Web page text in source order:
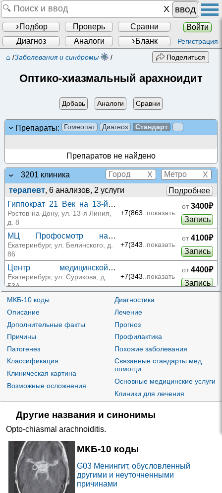
ввод
Подбор Проверь Сравни
Войти
Диагноз
Аналоги Бланк Регистрация
⌂ /Заболевания и синдромы / Поделиться
Оптико-хиазмальный арахноидит
Добавь Аналоги Сравни
Препараты: Гомеопат Диагноз Стандарт
Препаратов не найдено
3201 клиника X
X
терапевт, 6 анализов, 2 услуги
Подробнее
Гиппократ 21 Век на 13-й
Линии
Ростов-на-Дону, ул. 13-я Линия,
д. 8
+7(863 ..показать
от 3400₽
Запись
МЦ Профосмотр на
Белинского
Екатеринбург, ул. Белинского, д.
86
+7(343 ..показать
от 4100₽
Запись
Центр медицинской
профилактики на
Сурикова
Екатеринбург, ул. Сурикова, д.
53А
+7(343 ..показать
от 4400₽
Запись
Медел на Адоратского
Казань, ул. Адоратского, д. 17
Медел на Сибирском
тракте
Казань, Сибирский тракт, д. 34,
корп. 5
+7(843..показать
Запись
Медел на Юлиуса Фучика
Казань, ул. Юлиуса Фучика, д.
+7(843
от 5150₽
+7(843..показать
от
МЦ Звезда на
Чистопольской
Казань, ул. Чистопольская, д. 38
МЦ в Марьино на
Люблинской
Москва, ул. Люблинская, д. 104
+7(499..показать
СигмаМед на Тельмана
МКБ-10 коды
Описание
Дополнительные факты
Причины
Патогенез
Классификация
Клиническая картина
Возможные осложнения
Диагностика
Лечение
Прогноз
Профилактика
Похожие заболевания
Связанные стандарты мед.
помощи
Основные медицинские услуги
Клиники для лечения
Другие названия и синонимы
Opto-chiasmal arachnoiditis.
МКБ-10 коды
G03 Менингит, обусловленный
другими и неуточненными
причинами